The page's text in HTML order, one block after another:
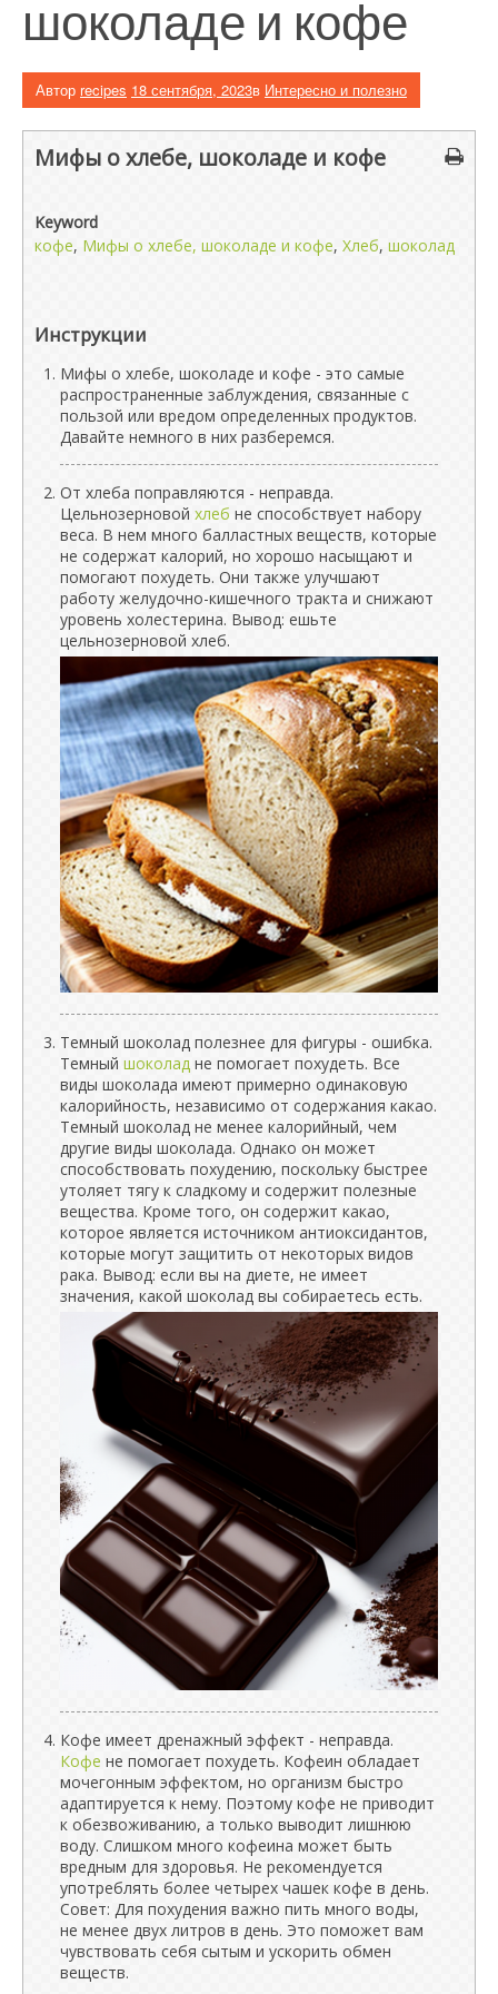
шоколаде и кофе
Автор recipes 18 сентября, 2023в Интересно и полезно
Мифы о хлебе, шоколаде и кофе
Keyword
кофе, Мифы о хлебе, шоколаде и кофе, Хлеб, шоколад
Инструкции
Мифы о хлебе, шоколаде и кофе - это самые
распространенные заблуждения, связанные с
пользой или вредом определенных продуктов.
Давайте немного в них разберемся.
От хлеба поправляются - неправда.
Цельнозерновой хлеб не способствует набору
веса. В нем много балластных веществ, которые
не содержат калорий, но хорошо насыщают и
помогают похудеть. Они также улучшают
работу желудочно-кишечного тракта и снижают
уровень холестерина. Вывод: ешьте
цельнозерновой хлеб.
Темный шоколад полезнее для фигуры - ошибка.
Темный шоколад не помогает похудеть. Все
виды шоколада имеют примерно одинаковую
калорийность, независимо от содержания какао.
Темный шоколад не менее калорийный, чем
другие виды шоколада. Однако он может
способствовать похудению, поскольку быстрее
утоляет тягу к сладкому и содержит полезные
вещества. Кроме того, он содержит какао,
которое является источником антиоксидантов,
которые могут защитить от некоторых видов
рака. Вывод: если вы на диете, не имеет
значения, какой шоколад вы собираетесь есть.
Кофе имеет дренажный эффект - неправда.
Кофе не помогает похудеть. Кофеин обладает
мочегонным эффектом, но организм быстро
адаптируется к нему. Поэтому кофе не приводит
к обезвоживанию, а только выводит лишнюю
воду. Слишком много кофеина может быть
вредным для здоровья. Не рекомендуется
употреблять более четырех чашек кофе в день.
Совет: Для похудения важно пить много воды,
не менее двух литров в день. Это поможет вам
чувствовать себя сытым и ускорить обмен
веществ.